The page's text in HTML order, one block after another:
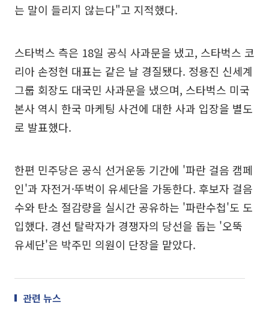
는 말이 들리지 않는다"고 지적했다.
스타벅스 측은 18일 공식 사과문을 냈고, 스타벅스 코
리아 손정현 대표는 같은 날 경질됐다. 정용진 신세계
그룹 회장도 대국민 사과문을 냈으며, 스타벅스 미국
본사 역시 한국 마케팅 사건에 대한 사과 입장을 별도
로 발표했다.
한편 민주당은 공식 선거운동 기간에 '파란 걸음 캠페
인'과 자전거·뚜벅이 유세단을 가동한다. 후보자 걸음
수와 탄소 절감량을 실시간 공유하는 '파란수첩'도 도
입했다. 경선 탈락자가 경쟁자의 당선을 돕는 '오뚝
유세단'은 박주민 의원이 단장을 맡았다.
관련 뉴스